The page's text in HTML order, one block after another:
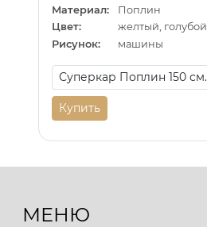
Материал:
Поплин
Цвет:
желтый, голубой
Рисунок:
машины
Купить
МЕНЮ